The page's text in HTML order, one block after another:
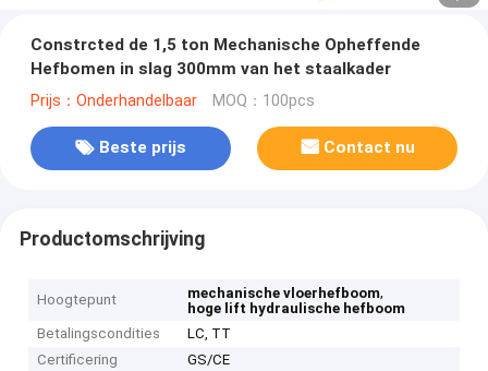
Constrcted de 1,5 ton Mechanische Opheffende
Hefbomen in slag 300mm van het staalkader
Prijs：Onderhandelbaar MOQ：100pcs
Beste prijs Contact nu
Productomschrijving
Hoogtepunt mechanische vloerhefboom,
hoge lift hydraulische hefboom
Betalingscondities
LC, TT
Certificering
GS/CE